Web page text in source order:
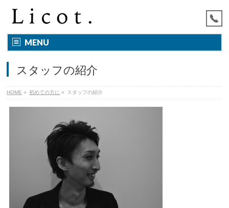
MENU
スタッフの紹介
HOME » 初めての方に » スタッフの紹介